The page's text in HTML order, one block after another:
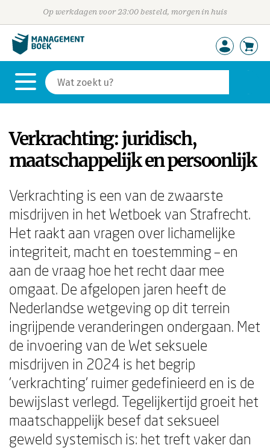
Op werkdagen voor 23:00 besteld, morgen in huis
Verkrachting: juridisch,
maatschappelijk en persoonlijk
Verkrachting is een van de zwaarste
misdrijven in het Wetboek van Strafrecht.
Het raakt aan vragen over lichamelijke
integriteit, macht en toestemming – en
aan de vraag hoe het recht daar mee
omgaat. De afgelopen jaren heeft de
Nederlandse wetgeving op dit terrein
ingrijpende veranderingen ondergaan. Met
de invoering van de Wet seksuele
misdrijven in 2024 is het begrip
'verkrachting' ruimer gedefinieerd en is de
bewijslast verlegd. Tegelijkertijd groeit het
maatschappelijk besef dat seksueel
geweld systemisch is: het treft vaker dan